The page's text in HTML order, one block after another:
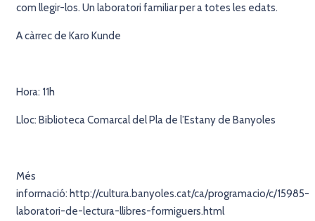
com llegir-los. Un laboratori familiar per a totes les edats.
A càrrec de Karo Kunde
Hora: 11h
Lloc: Biblioteca Comarcal del Pla de l’Estany de Banyoles
Més
informació: http://cultura.banyoles.cat/ca/programacio/c/15985-
laboratori-de-lectura-llibres-formiguers.html